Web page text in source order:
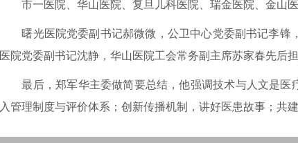
市一医院、华山医院、复旦儿科医院、瑞金医院、金山医
曙光医院党委副书记郝微微，公卫中心党委副书记李锋
医院党委副书记沈静，华山医院工会常务副主席苏家春先后
最后，郑军华主委做简要总结，他强调技术与人文是医
入管理制度与评价体系；创新传播机制，讲好医患故事；共